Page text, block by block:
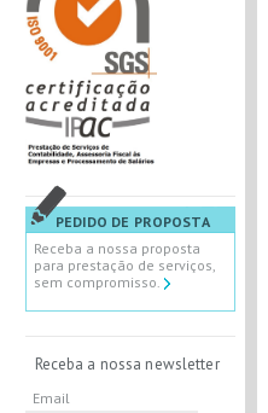
PEDIDO DE PROPOSTA
Receba a nossa proposta
para prestação de serviços,
sem compromisso.
Receba a nossa newsletter
Email